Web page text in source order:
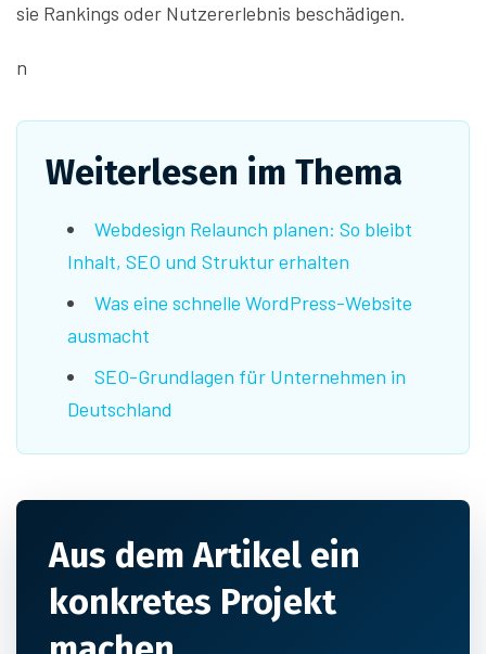
sie Rankings oder Nutzererlebnis beschädigen.
n
Weiterlesen im Thema
Webdesign Relaunch planen: So bleibt
Inhalt, SEO und Struktur erhalten
Was eine schnelle WordPress-Website
ausmacht
SEO-Grundlagen für Unternehmen in
Deutschland
Aus dem Artikel ein
konkretes Projekt